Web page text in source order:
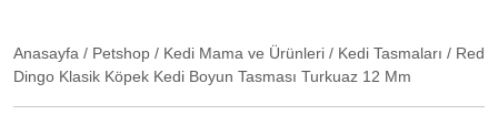
Anasayfa / Petshop / Kedi Mama ve Ürünleri / Kedi Tasmaları / Red
Dingo Klasik Köpek Kedi Boyun Tasması Turkuaz 12 Mm